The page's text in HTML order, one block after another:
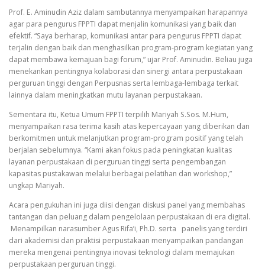
Prof. E. Aminudin Aziz dalam sambutannya menyampaikan harapannya
agar para pengurus FPPTI dapat menjalin komunikasi yang baik dan
efektif. “Saya berharap, komunikasi antar para pengurus FPPTI dapat
terjalin dengan baik dan menghasilkan program-program kegiatan yang
dapat membawa kemajuan bagi forum,” ujar Prof. Aminudin. Beliau juga
menekankan pentingnya kolaborasi dan sinergi antara perpustakaan
perguruan tinggi dengan Perpusnas serta lembaga-lembaga terkait
lainnya dalam meningkatkan mutu layanan perpustakaan.
Sementara itu, Ketua Umum FPPTI terpilih Mariyah S.Sos. M.Hum,
menyampaikan rasa terima kasih atas kepercayaan yang diberikan dan
berkomitmen untuk melanjutkan program-program positif yang telah
berjalan sebelumnya. “Kami akan fokus pada peningkatan kualitas
layanan perpustakaan di perguruan tinggi serta pengembangan
kapasitas pustakawan melalui berbagai pelatihan dan workshop,”
ungkap Mariyah.
Acara pengukuhan ini juga diisi dengan diskusi panel yang membahas
tantangan dan peluang dalam pengelolaan perpustakaan di era digital.
Menampilkan narasumber Agus Rifa’i, Ph.D. serta panelis yang terdiri
dari akademisi dan praktisi perpustakaan menyampaikan pandangan
mereka mengenai pentingnya inovasi teknologi dalam memajukan
perpustakaan perguruan tinggi.